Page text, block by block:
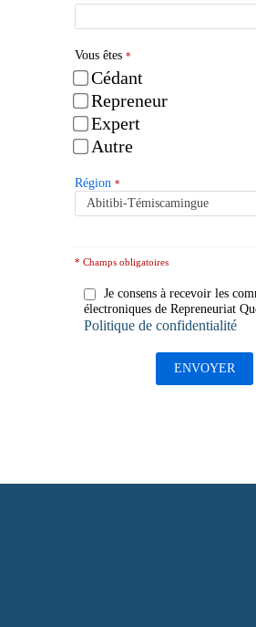
Vous êtes*
Cédant
Repreneur
Expert
Autre
Région*
* Champs obligatoires
Je consens à recevoir les
électroniques de Repreneuriat
Politique de confidentialité